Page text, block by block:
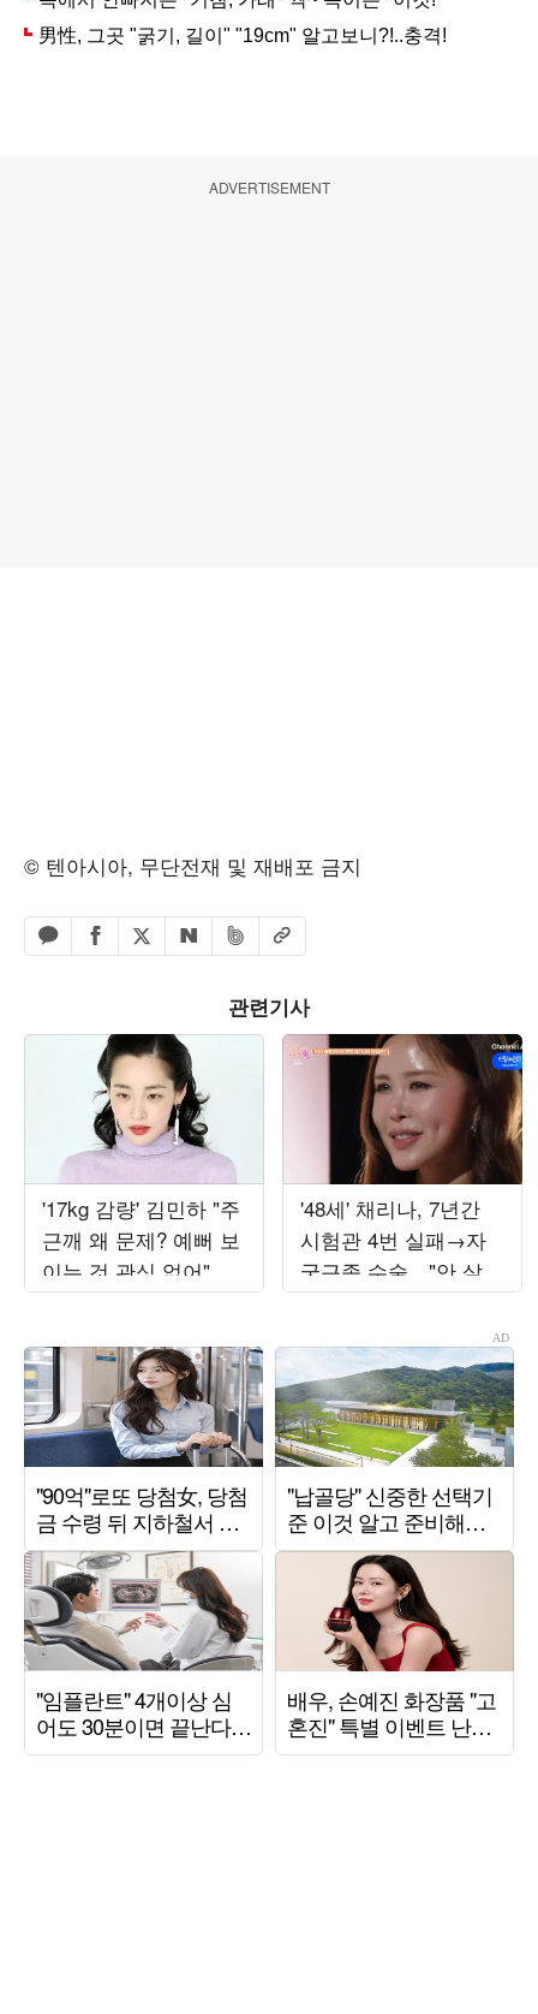
ADVERTISEMENT
© 텐아시아, 무단전재 및 재배포 금지
카카오톡 공유하기
페이스북 공유하기
엑스 공유하기
네이버 공유하기
밴드 공유하기
URL복사
관련기사
'17kg 감량' 김민하 "주
근깨 왜 문제? 예뻐 보
이는 것 관심 없어"
('전현무계획4')
'48세' 채리나, 7년간
시험관 4번 실패→자
궁근종 수술…"안 살고
싶었다" ('터치미')